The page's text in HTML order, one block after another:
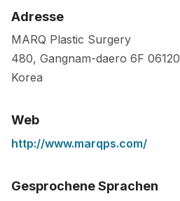
Adresse
MARQ Plastic Surgery
480, Gangnam-daero 6F 06120
Korea
Web
http://www.marqps.com/
Gesprochene Sprachen